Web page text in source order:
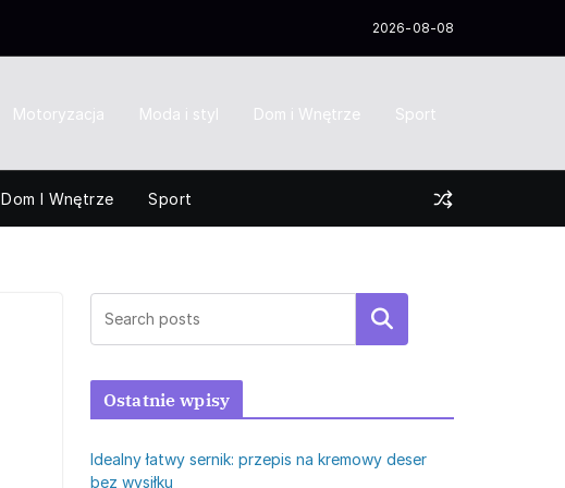
2026-08-08
Motoryzacja Moda i styl Dom i Wnętrze Sport
Dom I Wnętrze Sport
Szukaj
Ostatnie wpisy
Idealny łatwy sernik: przepis na kremowy deser
bez wysiłku